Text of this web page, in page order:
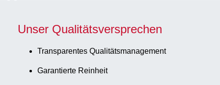
Unser Qualitätsversprechen
Transparentes Qualitätsmanagement
Garantierte Reinheit